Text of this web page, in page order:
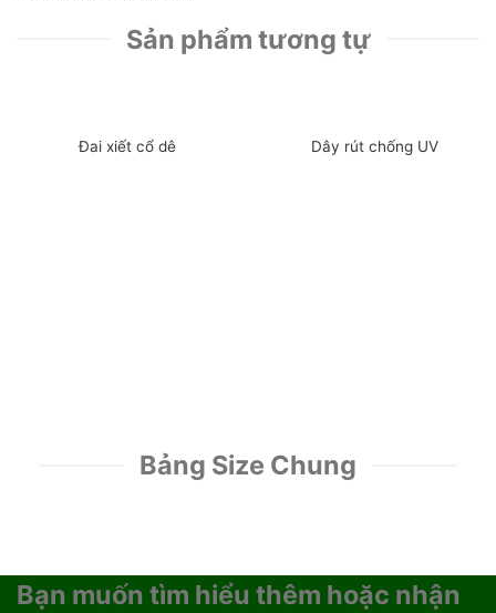
Sản phẩm tương tự
Đai xiết cổ dê Dây rút chống UV
Bảng Size Chung
Bạn muốn tìm hiểu thêm hoặc nhận